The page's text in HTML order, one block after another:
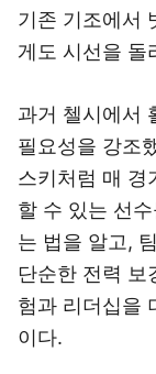
기존 기조에서
게도 시선을 돌
과거 첼시에서
필요성을 강조
스키처럼 매 경
할 수 있는 선
는 법을 알고,
단순한 전력 보
험과 리더십을
이다.